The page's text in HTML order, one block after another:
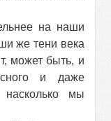
на наши
же тени века
может быть, и
и даже
насколько мы